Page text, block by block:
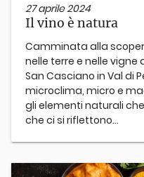
27 aprile 2024
Il vino è natura
Camminata alla
nelle terre e nelle vigne
San Casciano in Val di
microclima, micro e
gli elementi naturali
che ci si riflettono...